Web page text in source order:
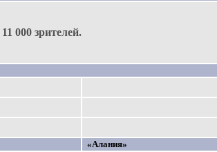
11 000 зрителей.
«Алания»